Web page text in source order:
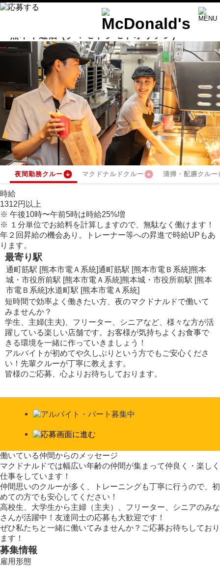
熊本下通店 (クマモトシモトオリテン)
夜間勤務クルー マクドナルドクルー 清掃・配膳クルー
時給
1312円 以上
※ 午後10時〜午前5時は時給25%増
※ １分単位でお給料を計算しますので、無駄なく働けます！
年２回昇給の機会あり。トレーナー等への昇進で時給UPもあ
ります。
最寄り駅
通町筋駅 [熊本市電Ａ系統]通町筋駅 [熊本市電Ｂ系統]熊本
城・市役所前駅 [熊本市電Ａ系統]熊本城・市役所前駅 [熊本
市電Ｂ系統]水道町駅 [熊本市電Ａ系統]
短時間で効率よく働きたい方、夜のマクドナルドで働いて
みませんか？
学生、主婦(主夫)、フリーター、シニアなど、様々な方が活
躍している楽しい店舗です。お客様が気持ちよくお食事で
きる環境を一緒に作っていきましょう！
アルバイトが初めてや久しぶりという方でもご安心くださ
い！先輩クルーが丁寧に教えます。
皆様のご応募、心よりお待ちしております。
働いている仲間からのメッセージ
マクドナルドでは幅広い年齢の仲間が集まって仲良く・楽しく
仕事をしています！
仲間思いのクルーが多く、トレーニングも丁寧に行うので、初
めての方でも安心してください！
高校生、大学生から主婦（主夫）、フリーター、シニアのみな
さんが活躍中！友達同士の応募も大歓迎です！
ぜひ私たちと一緒に働いてみませんか？ご応募お待ちしており
ます！
募集情報
雇用形態